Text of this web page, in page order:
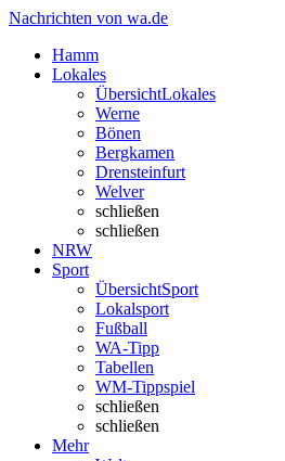
Nachrichten von wa.de
Hamm
Lokales
ÜbersichtLokales
Werne
Bönen
Bergkamen
Drensteinfurt
Welver
schließen
schließen
NRW
Sport
ÜbersichtSport
Lokalsport
Fußball
WA-Tipp
Tabellen
WM-Tippspiel
schließen
schließen
Mehr